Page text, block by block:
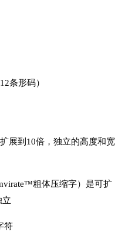
条形码）
展到10倍，独立的高度和宽
粗体压缩字）是可扩
立
符